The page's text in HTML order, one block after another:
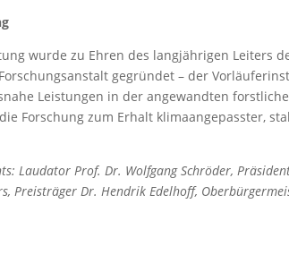
wurde zu Ehren des langjährigen Leiters
gegründet – der
Leistungen in der angewandten
Forschung zum Erhalt klimaangepasster,
Laudator Prof. Dr. Wolfgang Schröder,
Preisträger Dr. Hendrik Edelhoff,